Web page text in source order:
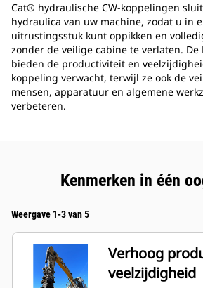
Cat® hydraulische CW-koppelingen
hydraulica van uw machine, zodat u in
uitrustingsstuk kunt oppikken en
zonder de veilige cabine te verlaten. De
bieden de productiviteit en
koppeling verwacht, terwijl ze ook de
mensen, apparatuur en algemene
verbeteren.
Kenmerken in één
Weergave 1-3 van 5
Verhoog
veelzijdigheid